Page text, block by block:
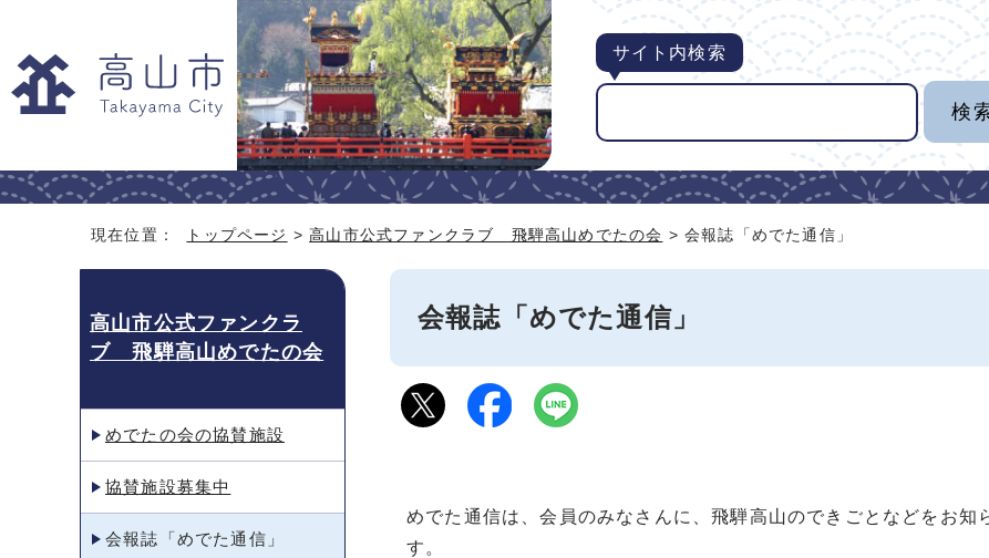
サイト内検索
現在位置： トップページ >高山市公式ファンクラブ 飛騨高山めでたの会 > 会報誌「めでた通信」
会報誌「めでた通信」
めでた通信は、会員のみなさんに、飛騨高山のできごとなどをお知
す。
高山市公式ファンクラ
ブ 飛騨高山めでたの会
めでたの会の協賛施設
協賛施設募集中
会報誌「めでた通信」